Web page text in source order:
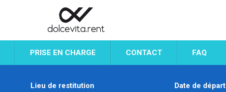
PRISE EN CHARGE CONTACT FAQ
Lieu de restitution Date de départ